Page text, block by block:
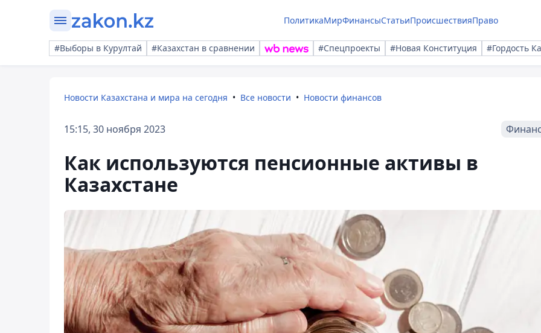
ПолитикаМирФинансыСтатьиПроисшествияПраво
#Выборы в Курултай #Казахстан в сравнении #Спецпроекты #Новая Конституция #Гордость
Новости Казахстана и мира на сегодня Все новости Новости финансов
15:15, 30 ноября 2023
Как используются пенсионные активы в
Казахстане